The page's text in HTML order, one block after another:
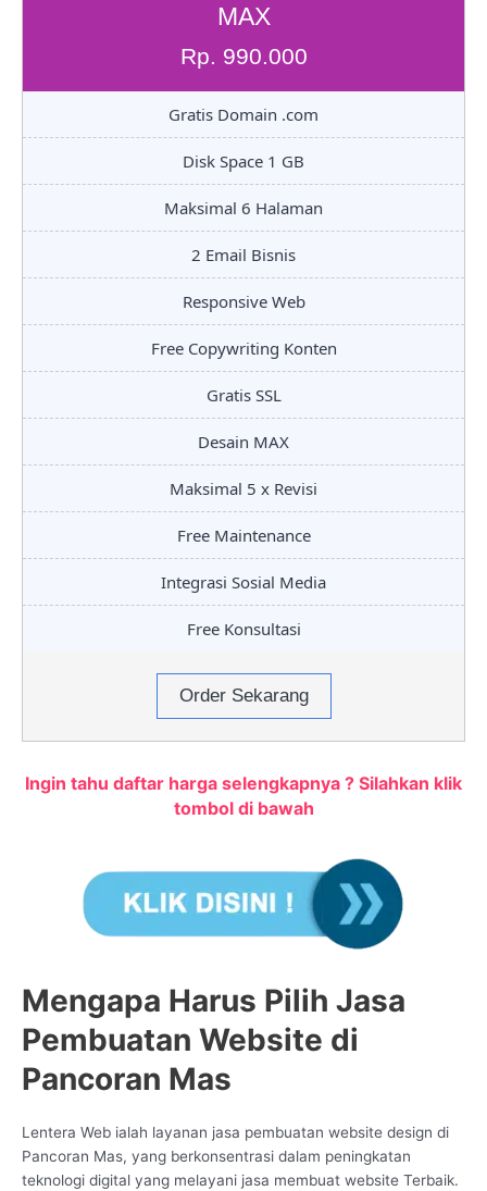
MAX
Rp. 990.000
Gratis Domain .com
Disk Space 1 GB
Maksimal 6 Halaman
2 Email Bisnis
Responsive Web
Free Copywriting Konten
Gratis SSL
Desain MAX
Maksimal 5 x Revisi
Free Maintenance
Integrasi Sosial Media
Free Konsultasi
Order Sekarang
Ingin tahu daftar harga selengkapnya ? Silahkan klik
tombol di bawah
Mengapa Harus Pilih Jasa
Pembuatan Website di
Pancoran Mas
Lentera Web ialah layanan jasa pembuatan website design di
Pancoran Mas, yang berkonsentrasi dalam peningkatan
teknologi digital yang melayani jasa membuat website Terbaik.